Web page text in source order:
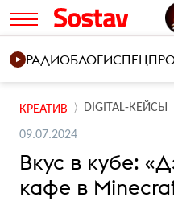
РАДИОБЛОГИ
КРЕАТИВ DIGITAL-КЕЙСЫ
09.07.2024
Вкус в кубе:
кафе в